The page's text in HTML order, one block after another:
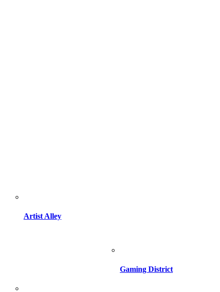
Artist Alley
Gaming District